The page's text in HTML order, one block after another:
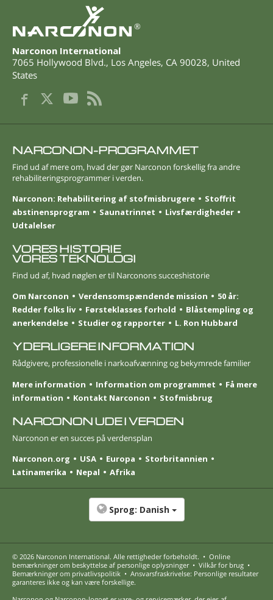
®
Narconon International
7065 Hollywood Blvd., Los Angeles, CA 90028, United
States
NARCONON-PROGRAMMET
Find ud af mere om, hvad der gør Narconon forskellig fra andre
rehabiliteringsprogrammer i verden.
Narconon: Rehabilitering af stofmisbrugere
Stoffrit
abstinensprogram
Saunatrinnet
Livsfærdigheder
Udtalelser
VORES HISTORIE
VORES TEKNOLOGI
Find ud af, hvad nøglen er til Narconons succeshistorie
Om Narconon
Verdensomspændende mission
50 år:
Redder folks liv
Førsteklasses forhold
Blåstempling og
anerkendelse
Studier og rapporter L. Ron Hubbard
YDERLIGERE INFORMATION
Rådgivere, professionelle i narkoafvænning og bekymrede familier
Mere information
Information om programmet
Få mere
information
Kontakt Narconon Stofmisbrug
NARCONON UDE I VERDEN
Narconon er en succes på verdensplan
Narconon.org
USA Europa
Storbritannien
Latinamerika
Nepal Afrika
Sprog: Danish
© 2026 Narconon International. Alle rettigheder forbeholdt. • Online
bemærkninger om beskyttelse af personlige oplysninger• Vilkår for brug •
Bemærkninger om privatlivspolitik • Ansvarsfraskrivelse: Personlige resultater
garanteres ikke og kan være forskellige.